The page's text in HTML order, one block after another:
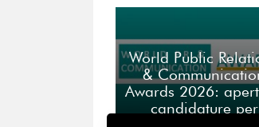
World Public
&
Awards 2026:
candidature per